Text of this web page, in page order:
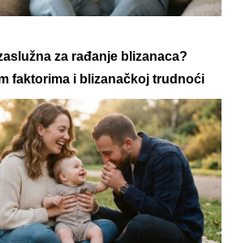
za rađanje blizanaca?
faktorima i blizanačkoj trudnoći